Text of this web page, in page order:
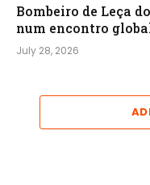
Bombeiro de Leça
num encontro
July 28, 2026